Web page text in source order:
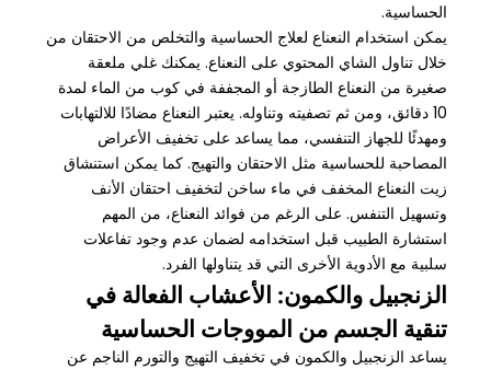
الحساسية.
يمكن استخدام النعناع لعلاج الحساسية والتخلص من الاحتقان من
خلال تناول الشاي المحتوي على النعناع. يمكنك غلي ملعقة
صغيرة من النعناع الطازجة أو المجففة في كوب من الماء لمدة
10 دقائق، ومن ثم تصفيته وتناوله. يعتبر النعناع مضادًا للالتهابات
ومهدئًا للجهاز التنفسي، مما يساعد على تخفيف الأعراض
المصاحبة للحساسية مثل الاحتقان والتهيج. كما يمكن استنشاق
زيت النعناع المخفف في ماء ساخن لتخفيف احتقان الأنف
وتسهيل التنفس. على الرغم من فوائد النعناع، من المهم
استشارة الطبيب قبل استخدامه لضمان عدم وجود تفاعلات
سلبية مع الأدوية الأخرى التي قد يتناولها الفرد.
الزنجبيل والكمون: الأعشاب الفعالة في
تنقية الجسم من المووجات الحساسية
يساعد الزنجبيل والكمون في تخفيف التهيج والتورم الناجم عن